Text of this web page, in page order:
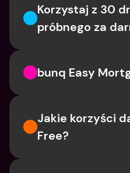
Korzystaj z 30
próbnego za
bunq Easy
Jakie korzyści
Free?